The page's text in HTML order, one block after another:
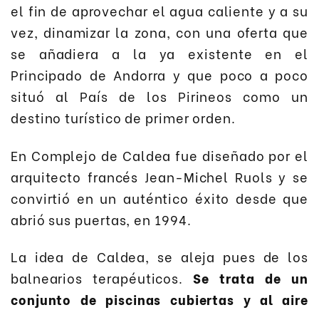
el fin de aprovechar el agua caliente y a su
vez, dinamizar la zona, con una oferta que
se añadiera a la ya existente en el
Principado de Andorra y que poco a poco
situó al País de los Pirineos como un
destino turístico de primer orden.
En Complejo de Caldea fue diseñado por el
arquitecto francés Jean-Michel Ruols y se
convirtió en un auténtico éxito desde que
abrió sus puertas, en 1994.
La idea de Caldea, se aleja pues de los
balnearios terapéuticos.Se trata de un
conjunto de piscinas cubiertas y al aire